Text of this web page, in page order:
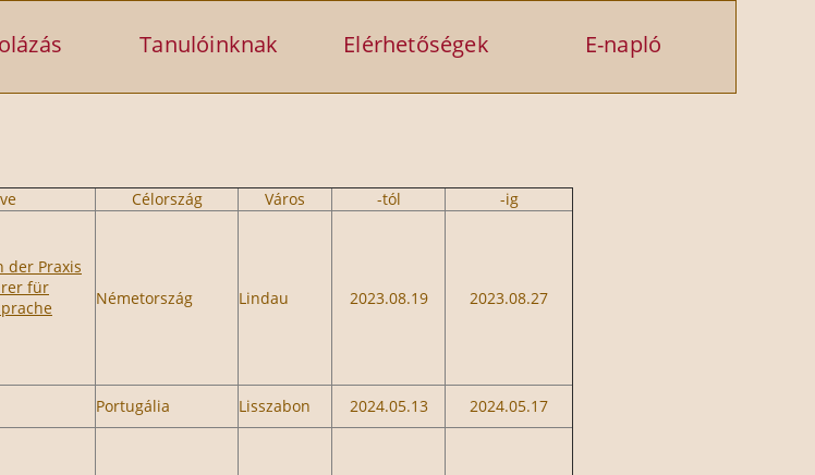
Tanulóinknak Elérhetőségek E-napló
Célország Város -tól -ig
der Praxis
für
Németország Lindau 2023.08.19 2023.08.27
Portugália Lisszabon 2024.05.13 2024.05.17